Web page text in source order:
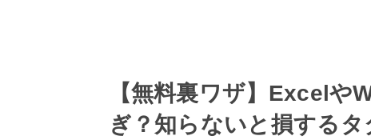
【無料裏ワザ】Excelや
ぎ？知らないと損する